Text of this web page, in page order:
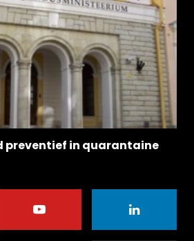
preventief in quarantaine